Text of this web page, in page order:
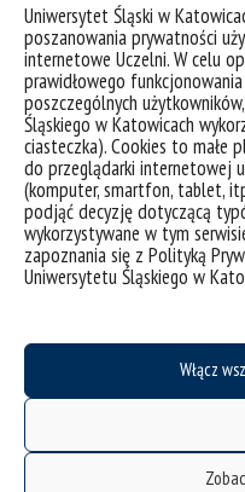
Uniwersytet Śląski w
poszanowania prywatności
internetowe Uczelni. W celu
prawidłowego
poszczególnych
Śląskiego w Katowicach
ciasteczka). Cookies to małe
do przeglądarki internetowej
(komputer, smartfon, tablet,
podjąć decyzję dotyczącą
wykorzystywane w tym
zapoznania się z Polityką
Uniwersytetu Śląskiego w
Włącz